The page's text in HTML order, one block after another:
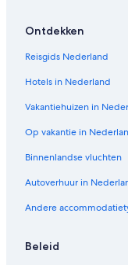
Ontdekken
Reisgids Nederland
Hotels in Nederland
Vakantiehuizen in
Op vakantie in
Binnenlandse vluchten
Autoverhuur in
Andere
Beleid